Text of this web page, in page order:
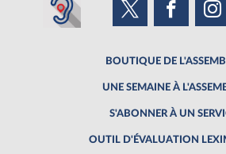
BOUTIQUE DE
UNE SEMAINE À
S'ABONNER À UN
OUTIL D'ÉVALUATION